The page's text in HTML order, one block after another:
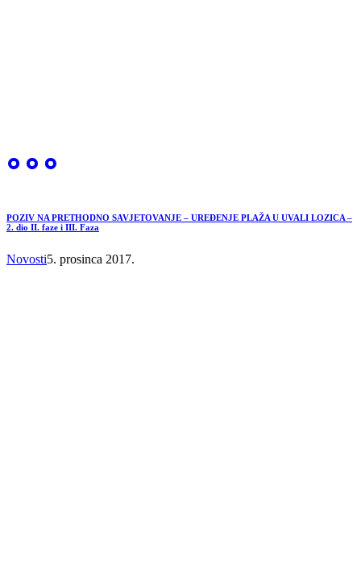
POZIV NA PRETHODNO SAVJETOVANJE – UREĐENJE PLAŽA U UVALI LOZICA –
2. dio II. faze i III. Faza
Novosti5. prosinca 2017.